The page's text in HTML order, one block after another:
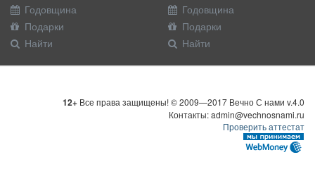
Годовщина
Подарки
Найти
Годовщина
Подарки
Найти
12+ Все права защищены! © 2009—2017 Вечно С нами v.4.0
Контакты: admin@vechnosnami.ru
Проверить аттестат